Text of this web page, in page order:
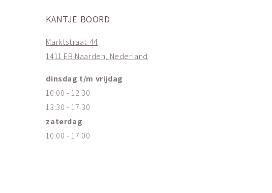
KANTJE BOORD
Marktstraat 44
1411 EB Naarden, Nederland
dinsdag t/m vrijdag
10:00 - 12:30
13:30 - 17:30
zaterdag
10:00 - 17:00